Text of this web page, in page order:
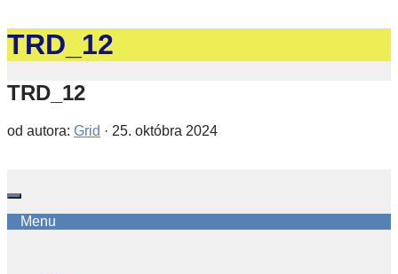
TRD_12
TRD_12
od autora: Grid · 25. októbra 2024
Menu